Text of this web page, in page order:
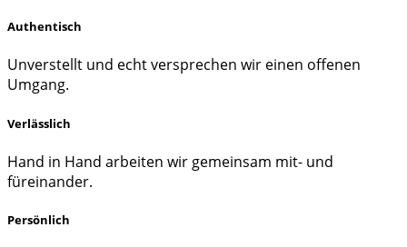
Authentisch
Unverstellt und echt versprechen wir einen offenen
Umgang.
Verlässlich
Hand in Hand arbeiten wir gemeinsam mit- und
füreinander.
Persönlich